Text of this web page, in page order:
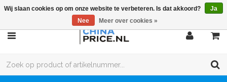
Wij slaan cookies op om onze website te verbeteren. Is dat akkoord?
Ja
Nee
Meer over cookies »